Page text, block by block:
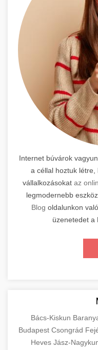
Internet búvárok
a céllal hoztuk
vállalkozásokat az
legmodernebb
Blog oldalunkon
üzenetedet a
Bács-Kiskun
Budapest Csongrád
Heves Jász-